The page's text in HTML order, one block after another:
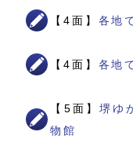
【4面】 各地
【4面】 各地
【5面】堺ゆ
物館